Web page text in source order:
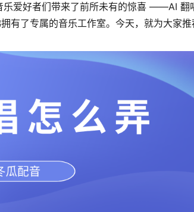
乐爱好者们带来了前所未有的惊喜 ——AI 翻
有了专属的音乐工作室。今天，就为大家